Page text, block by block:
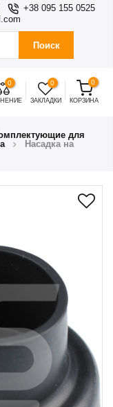
+38 095 155 0525
Поиск
0 0
ЗАКЛАДКИ
0
КОРЗИНА
для
Насадка на